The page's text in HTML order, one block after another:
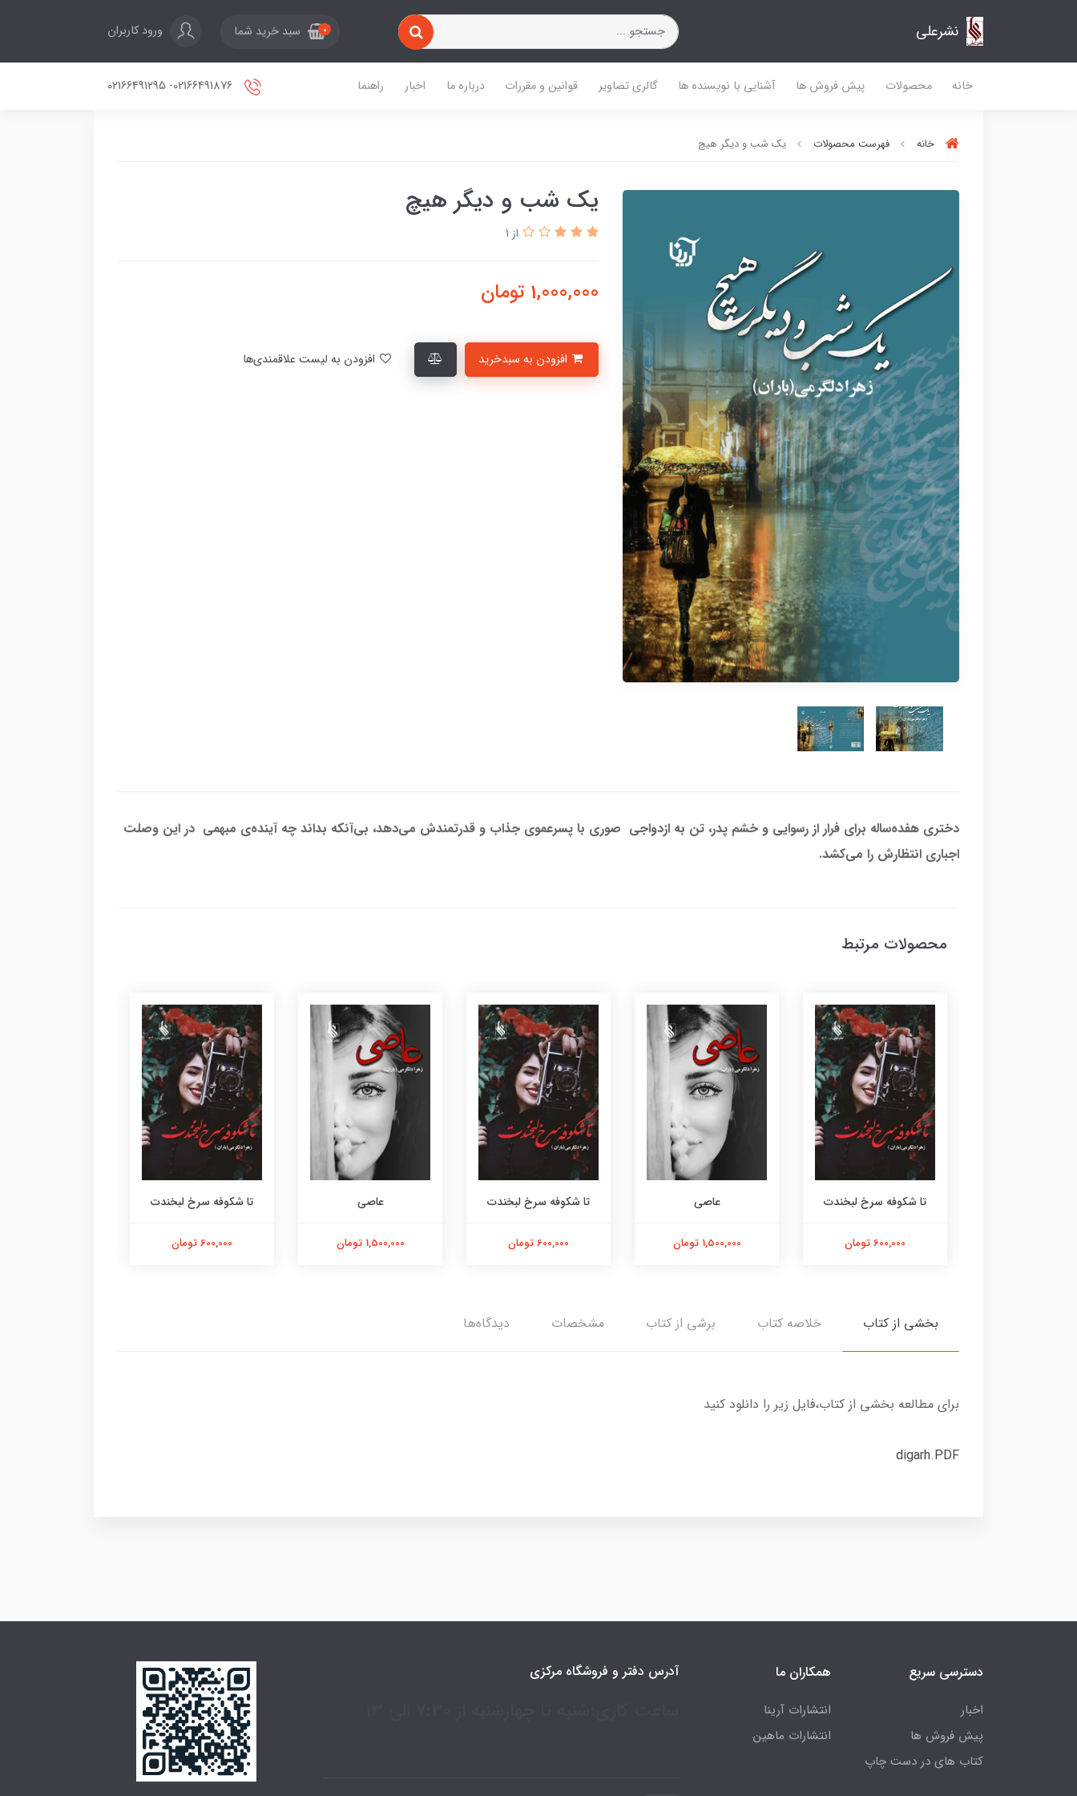
نشرعلی 0 سبد خرید شما ورود کاربران
خانه محصولات پیش فروش ها آشنایی با نویسنده ها گالری تصاویر قوانین و مقررات درباره ما اخبار راهنما
خانه فهرست محصولات یک شب و دیگر هیچ
یک شب و دیگر هیچ
از 1
1,000,000 تومان
دختری هفده‌ساله برای فرار از رسوایی و خشم پدر، تن به ازدواجی صوری با پسرعموی جذاب و قدرتمندش می‌دهد، بی‌آنکه بداند چه آینده‌ی مبهمی در این وصلت
اجباری انتظارش را می‌کشد.
محصولات مرتبط
تا شکوفه سرخ لبخندت
600,000 تومان
عاصی
1,500,000 تومان
تا شکوفه سرخ لبخندت
600,000 تومان
عاصی
1,500,000 تومان
تا شکوفه سرخ لبخندت
600,000 تومان
بخشی از کتاب خلاصه کتاب برشی از کتاب مشخصات دیدگاه‌ها
برای مطالعه بخشی از کتاب،فایل زیر را دانلود کنید
digarh.PDF
دسترسی سریع
اخبار
پیش فروش ها
کتاب های در دست چاپ
همکاران ما
انتشارات آرینا
انتشارات ماهین
آدرس دفتر و فروشگاه مرکزی